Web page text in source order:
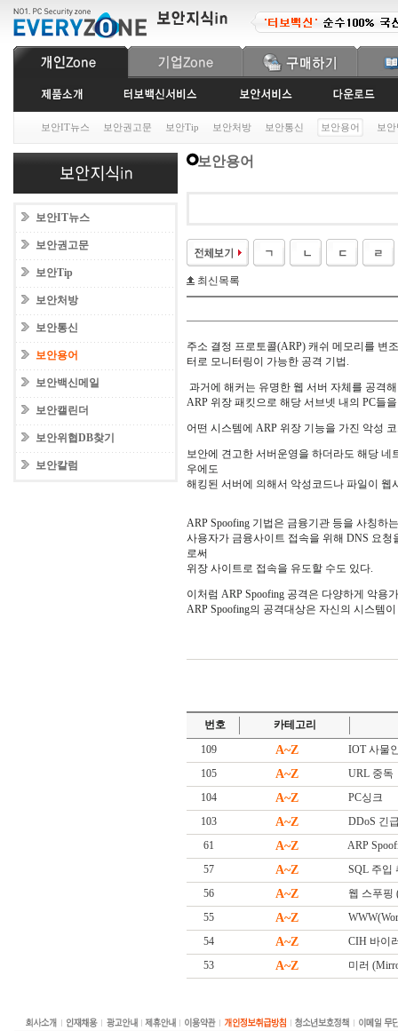
보안IT뉴스 보안권고문 보안Tip 보안처방 보안통신 보안용어 보
보안IT뉴스
보안권고문
보안Tip
보안처방
보안통신
보안용어
보안백신메일
보안캘린더
보안위협DB찾기
보안칼럼
보안용어
최신목록
주소 결정 프로토콜(ARP) 캐쉬 메모리를 변
터로 모니터링이 가능한 공격 기법.
과거에 해커는 유명한 웹 서버 자체를 공격
ARP 위장 패킷으로 해당 서브넷 내의 PC들
어떤 시스템에 ARP 위장 기능을 가진 악성
보안에 견고한 서버운영을 하더라도 해당
우에도
해킹된 서버에 의해서 악성코드나 파일이
ARP Spoofing 기법은 금융기관 등을 사칭하
사용자가 금융사이트 접속을 위해 DNS 요
로써
위장 사이트로 접속을 유도할 수도 있다.
이처럼 ARP Spoofing 공격은 다양하게 악용
ARP Spoofing의 공격대상은 자신의 시스템
번호
카테고리
109
A~Z
IOT 사물
105
A~Z
URL 중독
104
A~Z
PC싱크
103
A~Z
DDoS 긴
61
A~Z
ARP
57
A~Z
SQL 주입
56
A~Z
웹 스푸핑
55
A~Z
54
A~Z
CIH 바이
53
A~Z 미러